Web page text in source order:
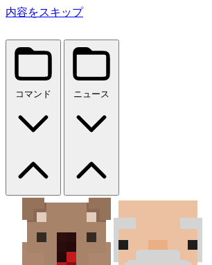
内容をスキップ
コマンド ニュース